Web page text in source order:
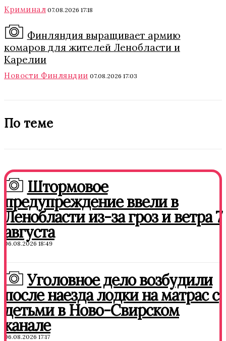
Криминал 07.08.2026 17:18
Финляндия выращивает армию
комаров для жителей Ленобласти и
Карелии
Новости Финляндии 07.08.2026 17:03
По теме
Штормовое
предупреждение ввели в
Ленобласти из-за гроз и ветра 7
августа
06.08.2026 18:49
Уголовное дело возбудили
после наезда лодки на матрас с
детьми в Ново-Свирском
канале
06.08.2026 17:17